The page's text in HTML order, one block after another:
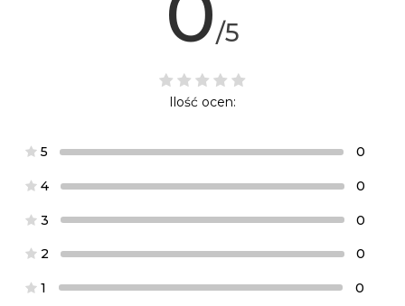
/5
Ilość ocen:
5 0
4 0
3 0
2 0
1 0